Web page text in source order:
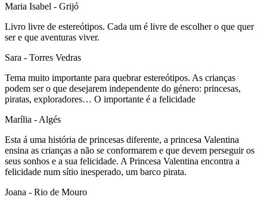
Maria Isabel - Grijó
Livro livre de estereótipos. Cada um é livre de escolher o que quer
ser e que aventuras viver.
Sara - Torres Vedras
Tema muito importante para quebrar estereótipos. As crianças
podem ser o que desejarem independente do género: princesas,
piratas, exploradores… O importante é a felicidade
Marília - Algés
Esta á uma história de princesas diferente, a princesa Valentina
ensina as crianças a não se conformarem e que devem perseguir os
seus sonhos e a sua felicidade. A Princesa Valentina encontra a
felicidade num sítio inesperado, um barco pirata.
Joana - Rio de Mouro